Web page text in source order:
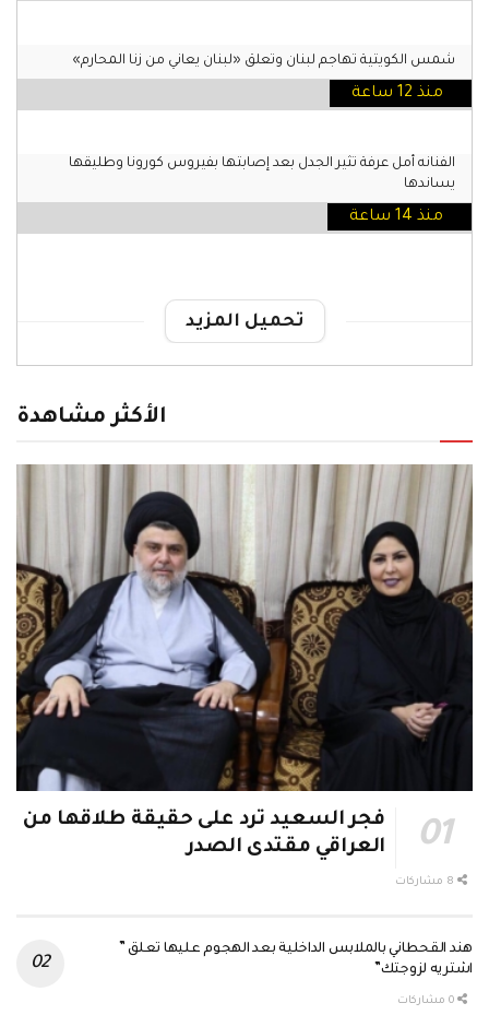
شمس الكويتية تهاجم لبنان وتعلق «لبنان يعاني من زنا المحارم»
منذ 12 ساعة
الفنانه أمل عرفة تثير الجدل بعد إصابتها بفيروس كورونا وطليقها
يساندها
منذ 14 ساعة
تحميل المزيد
الأكثر مشاهدة
فجر السعيد ترد على حقيقة طلاقها من
العراقي مقتدى الصدر
هند القحطاني بالملابس الداخلية بعد الهجوم عليها تعلق ”
اشتريه لزوجتك”